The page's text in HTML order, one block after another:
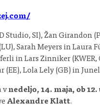
Studio, SI), Žan Girandon
Sarah Meyers in
in Lars Zinniker
(EE), Lola Lely (GB) in
v nedeljo, 14. maja, ob
Alexandre Klatt.